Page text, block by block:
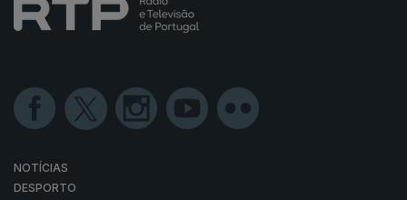
NOTÍCIAS
DESPORTO